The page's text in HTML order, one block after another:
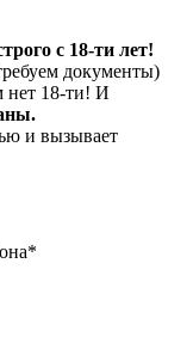
c 18-ти лет!
документы)
нет 18-ти! И
и вызывает